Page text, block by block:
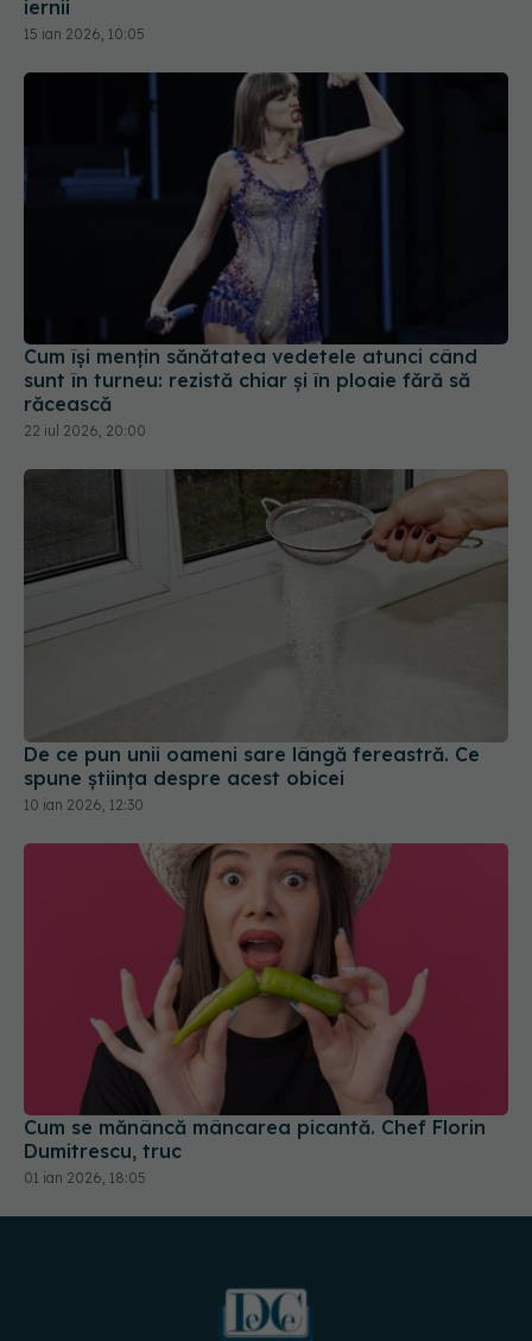
Cum își mențin sănătatea vedetele atunci când
sunt în turneu: rezistă chiar și în ploaie fără să
răcească
22 iul 2026, 20:00
Cum se mănâncă mâncarea picantă. Chef Florin
Dumitrescu, truc
01 ian 2026, 18:05
URMĂREȘTE-NE PE: